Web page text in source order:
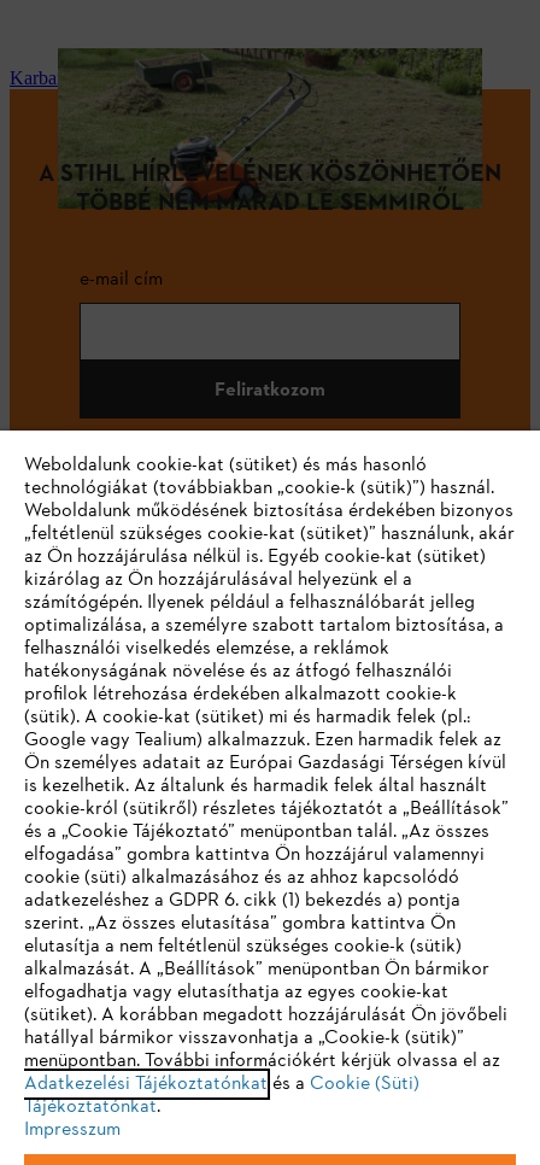
Karbantartás és javítás
A STIHL HÍRLEVELÉNEK KÖSZÖNHETŐEN
TÖBBÉ NEM MARAD LE SEMMIRŐL
e-mail cím
Feliratkozom
#STIHL
Vállalat
STIHL GYIK
Szerviz
Adatvédelem Impresszum Cookie tájékoztató
Jogi információk
IHR BROWSER WIRD NICHT
UNTERSTÜTZT
Sie nutzen einen Browser, den wir noch nicht unterstützen. Für
eine optimale Nutzung unserer Seite empfehlen wir Ihnen, zu
einem der folgenden Browser zu wechseln:
Firefox Chrome
Weboldalunk cookie-kat (sütiket) és más hasonló
technológiákat (továbbiakban „cookie-k (sütik)”) használ.
Weboldalunk működésének biztosítása érdekében bizonyos
„feltétlenül szükséges cookie-kat (sütiket)” használunk, akár
az Ön hozzájárulása nélkül is. Egyéb cookie-kat (sütiket)
kizárólag az Ön hozzájárulásával helyezünk el a
számítógépén. Ilyenek például a felhasználóbarát jelleg
optimalizálása, a személyre szabott tartalom biztosítása, a
felhasználói viselkedés elemzése, a reklámok
hatékonyságának növelése és az átfogó felhasználói
profilok létrehozása érdekében alkalmazott cookie-k
(sütik). A cookie-kat (sütiket) mi és harmadik felek (pl.:
Google vagy Tealium) alkalmazzuk. Ezen harmadik felek az
Ön személyes adatait az Európai Gazdasági Térségen kívül
is kezelhetik. Az általunk és harmadik felek által használt
cookie-król (sütikről) részletes tájékoztatót a „Beállítások”
és a „Cookie Tájékoztató” menüpontban talál. „Az összes
elfogadása” gombra kattintva Ön hozzájárul valamennyi
cookie (süti) alkalmazásához és az ahhoz kapcsolódó
adatkezeléshez a GDPR 6. cikk (1) bekezdés a) pontja
szerint. „Az összes elutasítása” gombra kattintva Ön
elutasítja a nem feltétlenül szükséges cookie-k (sütik)
alkalmazását. A „Beállítások” menüpontban Ön bármikor
elfogadhatja vagy elutasíthatja az egyes cookie-kat
(sütiket). A korábban megadott hozzájárulását Ön jövőbeli
hatállyal bármikor visszavonhatja a „Cookie-k (sütik)”
menüpontban. További információkért kérjük olvassa el az
Adatkezelési Tájékoztatónkat és a Cookie (Süti)
Tájékoztatónkat.
Impresszum